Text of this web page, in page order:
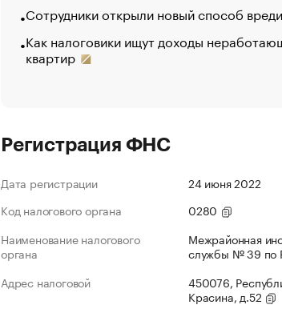
Сотрудники открыли новый способ
Как налоговики ищут доходы
квартир
Регистрация ФНС
Дата регистрации
24 июня 2022
Код налогового органа
0280
Наименование налогового
органа
Межрайонная
службы № 39 по
Адрес налоговой
450076,
Красина, д.52